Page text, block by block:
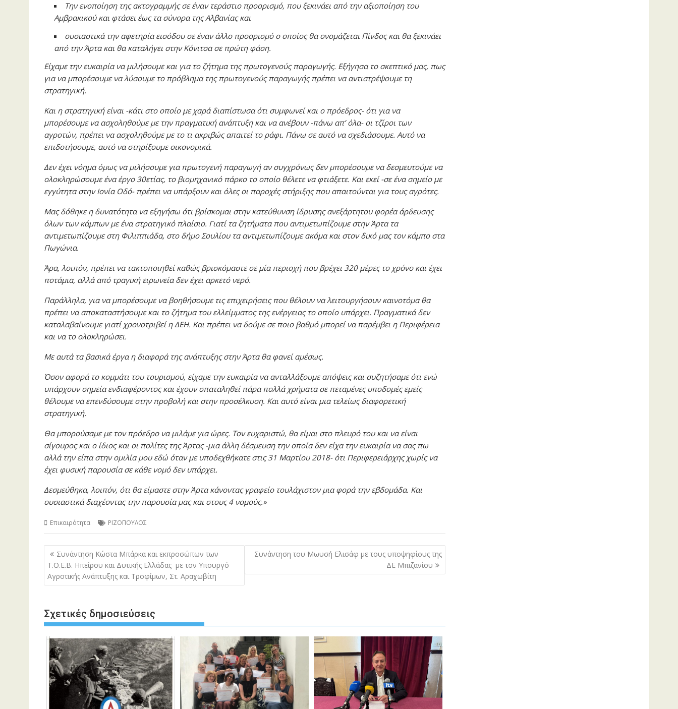
Την ενοποίηση της ακτογραμμής σε έναν τεράστιο προορισμό, που ξεκινάει από την αξιοποίηση του
Αμβρακικού και φτάσει έως τα σύνορα της Αλβανίας και
ουσιαστικά την αφετηρία εισόδου σε έναν άλλο προορισμό ο οποίος θα ονομάζεται Πίνδος και θα ξεκινάει
από την Άρτα και θα καταλήγει στην Κόνιτσα σε πρώτη φάση.
Είχαμε την ευκαιρία να μιλήσουμε και για το ζήτημα της πρωτογενούς παραγωγής. Εξήγησα το σκεπτικό μας, πως
για να μπορέσουμε να λύσουμε το πρόβλημα της πρωτογενούς παραγωγής πρέπει να αντιστρέψουμε τη
στρατηγική.
Και η στρατηγική είναι -κάτι στο οποίο με χαρά διαπίστωσα ότι συμφωνεί και ο πρόεδρος- ότι για να
μπορέσουμε να ασχοληθούμε με την πραγματική ανάπτυξη και να ανέβουν -πάνω απ’ όλα- οι τζίροι των
αγροτών, πρέπει να ασχοληθούμε με το τι ακριβώς απαιτεί το ράφι. Πάνω σε αυτό να σχεδιάσουμε. Αυτό να
επιδοτήσουμε, αυτό να στηρίξουμε οικονομικά.
Δεν έχει νόημα όμως να μιλήσουμε για πρωτογενή παραγωγή αν συγχρόνως δεν μπορέσουμε να δεσμευτούμε να
ολοκληρώσουμε ένα έργο 30ετίας, το βιομηχανικό πάρκο το οποίο θέλετε να φτιάξετε. Και εκεί -σε ένα σημείο με
εγγύτητα στην Ιονία Οδό- πρέπει να υπάρξουν και όλες οι παροχές στήριξης που απαιτούνται για τους αγρότες.
Μας δόθηκε η δυνατότητα να εξηγήσω ότι βρίσκομαι στην κατεύθυνση ίδρυσης ανεξάρτητου φορέα άρδευσης
όλων των κάμπων με ένα στρατηγικό πλαίσιο. Γιατί τα ζητήματα που αντιμετωπίζουμε στην Άρτα τα
αντιμετωπίζουμε στη Φιλιππιάδα, στο δήμο Σουλίου τα αντιμετωπίζουμε ακόμα και στον δικό μας τον κάμπο στα
Πωγώνια.
Άρα, λοιπόν, πρέπει να τακτοποιηθεί καθώς βρισκόμαστε σε μία περιοχή που βρέχει 320 μέρες το χρόνο και έχει
ποτάμια, αλλά από τραγική ειρωνεία δεν έχει αρκετό νερό.
Παράλληλα, για να μπορέσουμε να βοηθήσουμε τις επιχειρήσεις που θέλουν να λειτουργήσουν καινοτόμα θα
πρέπει να αποκαταστήσουμε και το ζήτημα του ελλείμματος της ενέργειας το οποίο υπάρχει. Πραγματικά δεν
καταλαβαίνουμε γιατί χρονοτριβεί η ΔΕΗ. Και πρέπει να δούμε σε ποιο βαθμό μπορεί να παρέμβει η Περιφέρεια
και να το ολοκληρώσει.
Με αυτά τα βασικά έργα η διαφορά της ανάπτυξης στην Άρτα θα φανεί αμέσως.
Όσον αφορά το κομμάτι του τουρισμού, είχαμε την ευκαιρία να ανταλλάξουμε απόψεις και συζητήσαμε ότι ενώ
υπάρχουν σημεία ενδιαφέροντος και έχουν σπαταληθεί πάρα πολλά χρήματα σε πεταμένες υποδομές εμείς
θέλουμε να επενδύσουμε στην προβολή και στην προσέλκυση. Και αυτό είναι μια τελείως διαφορετική
στρατηγική.
Θα μπορούσαμε με τον πρόεδρο να μιλάμε για ώρες. Τον ευχαριστώ, θα είμαι στο πλευρό του και να είναι
σίγουρος και ο ίδιος και οι πολίτες της Άρτας -μια άλλη δέσμευση την οποία δεν είχα την ευκαιρία να σας πω
αλλά την είπα στην ομιλία μου εδώ όταν με υποδεχθήκατε στις 31 Μαρτίου 2018- ότι Περιφερειάρχης χωρίς να
έχει φυσική παρουσία σε κάθε νομό δεν υπάρχει.
Δεσμεύθηκα, λοιπόν, ότι θα είμαστε στην Άρτα κάνοντας γραφείο τουλάχιστον μια φορά την εβδομάδα. Και
ουσιαστικά διαχέοντας την παρουσία μας και στους 4 νομούς.»
Επικαιρότητα ΡΙΖΟΠΟΥΛΟΣ
Πλοήγηση
άρθρων
Συνάντηση Κώστα Μπάρκα και εκπροσώπων των
T.Ο.Ε.Β. Ηπείρου και Δυτικής Ελλάδας με τον Υπουργό
Αγροτικής Ανάπτυξης και Τροφίμων, Στ. Αραχωβίτη
Συνάντηση του Μωυσή Ελισάφ με τους υποψηφίους της
ΔΕ Μπιζανίου
Σχετικές δημοσιεύσεις